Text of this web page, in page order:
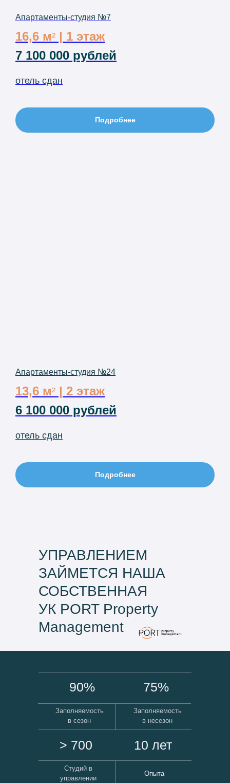
Апартаменты-студия №7
16,6 м² | 1 этаж
7 100 000 рублей
отель сдан
Подробнее
Апартаменты-студия №24
13,6 м² | 2 этаж
6 100 000 рублей
отель сдан
Подробнее
УПРАВЛЕНИЕМ
ЗАЙМЕТСЯ НАША
СОБСТВЕННАЯ
УК PORT Property
Management
Опыта
Студий в
управлении
10 лет
> 700
90%
Заполняемость
в несезон
Заполняемость
в сезон
75%